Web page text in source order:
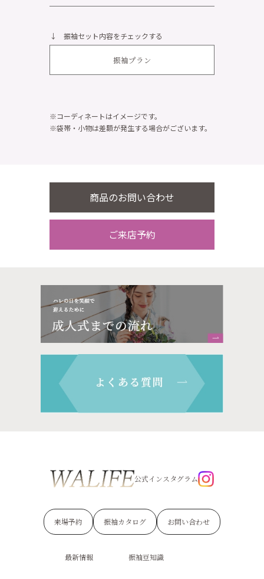
↓ 振袖セット内容をチェックする
振袖プラン
※コーディネートはイメージです。
※袋帯・小物は差額が発生する場合がございます。
商品のお問い合わせ
ご来店予約
公式インスタグラム
来場予約 振袖カタログ お問い合わせ
最新情報 振袖豆知識